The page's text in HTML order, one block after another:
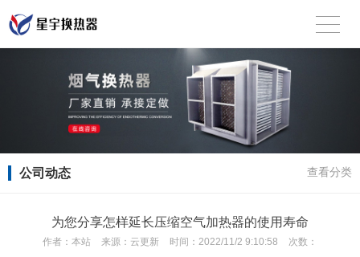
公司动态 查看分类
为您分享怎样延长压缩空气加热器的使用寿命
作者： 本站 来源： 云更新 时间： 2022/11/2 9:10:58 次数：